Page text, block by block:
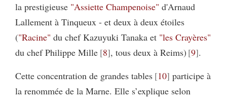
la prestigieuse "Assiette Champenoise" d'Arnaud
Lallement à Tinqueux - et deux à deux étoiles
("Racine" du chef Kazuyuki Tanaka et "les Crayères"
du chef Philippe Mille 8 , tous deux à Reims) 9 .
Cette concentration de grandes tables 10 participe à
la renommée de la Marne. Elle s’explique selon